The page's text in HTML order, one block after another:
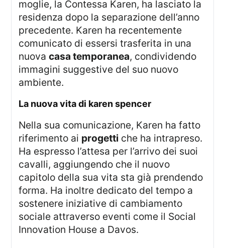
moglie, la Contessa Karen, ha lasciato la
residenza dopo la separazione dell’anno
precedente. Karen ha recentemente
comunicato di essersi trasferita in una
nuovacasa temporanea, condividendo
immagini suggestive del suo nuovo
ambiente.
la nuova vita di karen spencer
Nella sua comunicazione, Karen ha fatto
riferimento ai progetti che ha intrapreso.
Ha espresso l’attesa per l’arrivo dei suoi
cavalli, aggiungendo che il nuovo
capitolo della sua vita sta già prendendo
forma. Ha inoltre dedicato del tempo a
sostenere iniziative di cambiamento
sociale attraverso eventi come il Social
Innovation House a Davos.